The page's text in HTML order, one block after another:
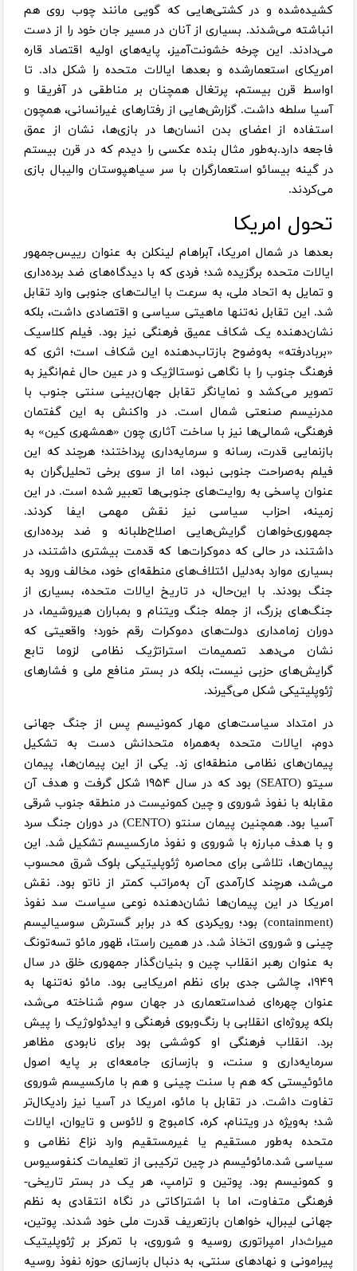
کشیده‌شده و در کشتی‌هایی که گویی مانند چوب روی هم
انباشته می‌شدند. بسیاری از آنان در مسیر جان خود را از دست
می‌دادند. این چرخه خشونت‌آمیز، پایه‌های اولیه اقتصاد قاره
امریکای استعمارشده و بعدها ایالات متحده را شکل داد. تا
اواسط قرن بیستم، پرتغال همچنان بر مناطقی در آفریقا و
آسیا سلطه داشت. گزارش‌هایی از رفتارهای غیرانسانی، همچون
استفاده از اعضای بدن انسان‌ها در بازی‌ها، نشان از عمق
فاجعه دارد.به‌طور مثال بنده عکسی را دیدم که در قرن بیستم
در گینه بیسائو استعمارگران با سر سیاهپوستان والیبال بازی
می‌کردند.
تحول امریکا
بعدها در شمال امریکا، آبراهام لینکلن به عنوان رییس‌جمهور
ایالات متحده برگزیده شد؛ فردی که با دیدگاه‌های ضد برده‌داری
و تمایل به اتحاد ملی، به سرعت با ایالت‌های جنوبی وارد تقابل
شد. این تقابل نه‌تنها ماهیتی سیاسی و اقتصادی داشت، بلکه
نشان‌دهنده یک شکاف عمیق فرهنگی نیز بود. فیلم کلاسیک
«بربادرفته» به‌وضوح بازتاب‌دهنده این شکاف است؛ اثری که
فرهنگ جنوب را با نگاهی نوستالژیک و در عین حال غم‌انگیز به
تصویر می‌کشد و نمایانگر تقابل جهان‌بینی سنتی جنوب با
مدرنیسم صنعتی شمال است. در واکنش به این گفتمان
فرهنگی، شمالی‌ها نیز با ساخت آثاری چون «همشهری کین» به
بازنمایی قدرت، رسانه و سرمایه‌داری پرداختند؛ هرچند که این
فیلم به‌صراحت جنوبی نبود، اما از سوی برخی تحلیل‌گران به
عنوان پاسخی به روایت‌های جنوبی‌ها تعبیر شده است. در این
زمینه، احزاب سیاسی نیز نقش مهمی ایفا کردند.
جمهوری‌خواهان گرایش‌هایی اصلاح‌طلبانه و ضد برده‌داری
داشتند، در حالی که دموکرات‌ها که قدمت بیشتری داشتند، در
بسیاری موارد به‌دلیل ائتلاف‌های منطقه‌ای خود، مخالف ورود به
جنگ بودند. با این‌حال، در تاریخ ایالات متحده، بسیاری از
جنگ‌های بزرگ، از جمله جنگ ویتنام و بمباران هیروشیما، در
دوران زمامداری دولت‌های دموکرات رقم خورد؛ واقعیتی که
نشان می‌دهد تصمیمات استراتژیک نظامی لزوما تابع
گرایش‌های حزبی نیست، بلکه در بستر منافع ملی و فشارهای
ژئوپلیتیکی شکل می‌گیرند.
در امتداد سیاست‌های مهار کمونیسم پس از جنگ جهانی
دوم، ایالات متحده به‌همراه متحدانش دست به تشکیل
پیمان‌های نظامی منطقه‌ای زد. یکی از این پیمان‌ها، پیمان
سیتو (SEATO) بود که در سال ۱۹۵۴ شکل گرفت و هدف آن
مقابله با نفوذ شوروی و چین کمونیست در منطقه جنوب شرقی
آسیا بود. همچنین پیمان سنتو (CENTO) در دوران جنگ سرد
و با هدف مبارزه با شوروی و نفوذ مارکسیسم تشکیل شد. این
پیمان‌ها، تلاشی برای محاصره ژئوپلیتیکی بلوک شرق محسوب
می‌شد، هرچند کارآمدی آن به‌مراتب کمتر از ناتو بود. نقش
امریکا در این پیمان‌ها نشان‌دهنده نوعی سیاست سد نفوذ
(containment) بود؛ رویکردی که در برابر گسترش سوسیالیسم
چینی و شوروی اتخاذ شد. در همین راستا، ظهور مائو تسه‌تونگ
به عنوان رهبر انقلاب چین و بنیان‌گذار جمهوری خلق در سال
۱۹۴۹، چالشی جدی برای نظم امریکایی بود. مائو نه‌تنها به
عنوان چهره‌ای ضد‌استعماری در جهان سوم شناخته می‌شد،
بلکه پروژه‌ای انقلابی با رنگ‌وبوی فرهنگی و ایدئولوژیک را پیش
برد. انقلاب فرهنگی او کوششی بود برای نابودی مظاهر
سرمایه‌داری و سنت، و بازسازی جامعه‌ای بر پایه اصول
مائوئیستی که هم با سنت چینی و هم با مارکسیسم شوروی
تفاوت داشت. در تقابل با مائو، امریکا در آسیا نیز رادیکال‌تر
شد؛ به‌ویژه در ویتنام، کره، کامبوج و لائوس و تایوان، ایالات
متحده به‌طور مستقیم یا غیرمستقیم وارد نزاع نظامی و
سیاسی شد.مائوئیسم در چین ترکیبی از تعلیمات کنفوسیوس
و کمونیسم بود. پوتین و ترامپ، هر یک در بستر تاریخی-
فرهنگی متفاوت، اما با اشتراکاتی در نگاه انتقادی به نظم
جهانی لیبرال، خواهان بازتعریف قدرت ملی خود شدند. پوتین،
میراث‌دار امپراتوری روسیه و شوروی، با تمرکز بر ژئوپلیتیک
پیرامونی و نهادهای سنتی، به دنبال بازسازی حوزه نفوذ روسیه